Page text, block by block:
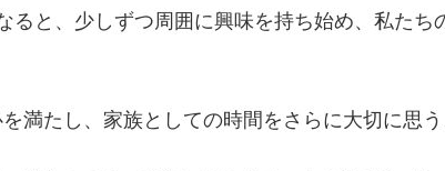
ると、少しずつ周囲に興味を持ち始め、私たち
満たし、家族としての時間をさらに大切に思う